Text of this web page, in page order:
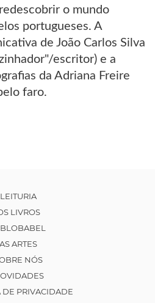
o mundo
portugueses. A
de João Carlos Silva
escritor) e a
da Adriana Freire
faro.
LEITURIA
LIVROS
AS ARTES
NÓS
DE PRIVACIDADE